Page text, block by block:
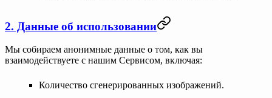
2. Данные об использовании
Мы собираем анонимные данные о том, как вы
взаимодействуете с нашим Сервисом, включая:
Количество сгенерированных изображений.